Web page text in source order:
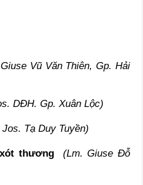
Vũ Văn Thiên, Gp. Hải
DĐH. Gp. Xuân Lộc)
Tạ Duy Tuyền)
thương
(Lm. Giuse Đỗ